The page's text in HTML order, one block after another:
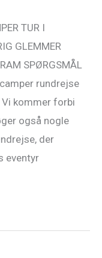
TUR I
GLEMMER
SPØRGSMÅL
rundrejse
kommer forbi
også nogle
der
eventyr